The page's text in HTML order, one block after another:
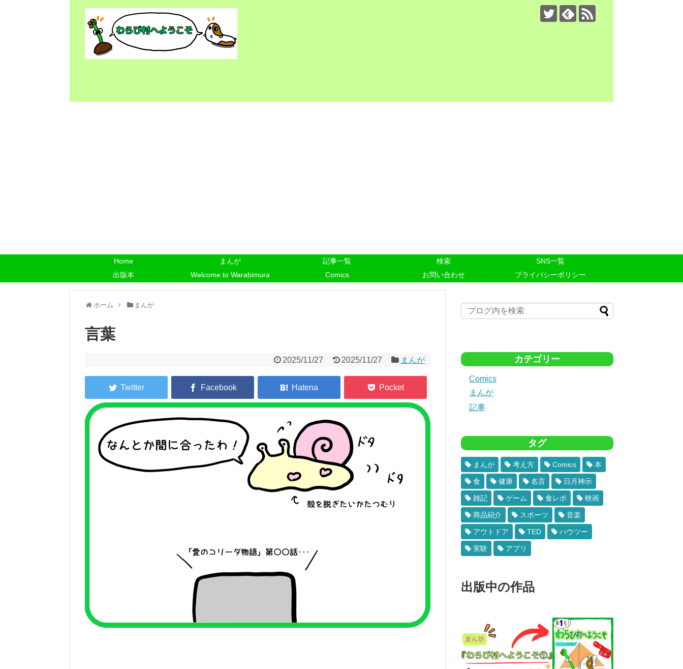
Home まんが 記事一覧 検索
SNS一覧
出版本
Welcome to Warabimura Comics お問い合わせ プライバシーポリシー
ホーム まんが
言葉
2025/11/27 2025/11/27 まんが カテゴリー
Comics
まんが
記事
タグ
まんが 考え方 Comics 本
食 健康 名言 日月神示
雑記 ゲーム 食レポ 映画
商品紹介 スポーツ 音楽
アウトドア TED ハウツー
実験 アプリ
出版中の作品